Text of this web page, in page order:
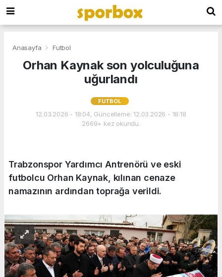
Anasayfa Futbol
Orhan Kaynak son yolculuğuna
uğurlandı
FUTBOL
12.03.2026 - 18:04, Güncelleme: 12.03.2026 - 18:18
2669+ kez okundu.
Trabzonspor Yardımcı Antrenörü ve eski
futbolcu Orhan Kaynak, kılınan cenaze
namazının ardından toprağa verildi.